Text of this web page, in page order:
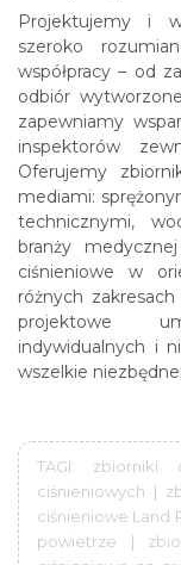
Projektujemy i
szeroko
współpracy – od
odbiór
zapewniamy
inspektorów
Oferujemy
mediami:
technicznymi,
branży
ciśnieniowe w
różnych
projektowe
indywidualnych i
wszelkie
TAGI: zbiorniki
ciśnieniowych |
ciśnieniowe Land
powietrze |